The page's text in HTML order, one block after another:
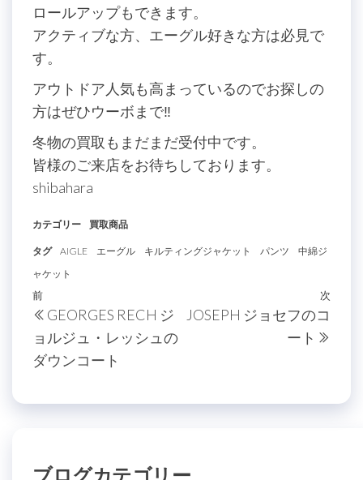
ロールアップもできます。
アクティブな方、エーグル好きな方は必見で
す。
アウトドア人気も高まっているのでお探しの
方はぜひウーボまで‼️
冬物の買取もまだまだ受付中です。
皆様のご来店をお待ちしております。
shibahara
カテゴリー 買取商品
タグ AIGLE エーグル キルティングジャケット パンツ
中綿ジ
ャケット
投
稿
ナ
ゲ
シ
過
去
の
投
前
GEORGES RECH ジ
ョルジュ・レッシュの
ダウンコート
次
次
JOSEPH ジョセフのコ
ート
ブログカテゴリー